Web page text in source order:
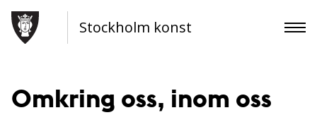
Stockholm konst
Omkring oss, inom oss